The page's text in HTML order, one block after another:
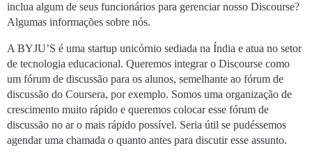
inclua algum de seus funcionários para gerenciar nosso Discourse?
Algumas informações sobre nós.
A BYJU’S é uma startup unicórnio sediada na Índia e atua no setor
de tecnologia educacional. Queremos integrar o Discourse como
um fórum de discussão para os alunos, semelhante ao fórum de
discussão do Coursera, por exemplo. Somos uma organização de
crescimento muito rápido e queremos colocar esse fórum de
discussão no ar o mais rápido possível. Seria útil se pudéssemos
agendar uma chamada o quanto antes para discutir esse assunto.